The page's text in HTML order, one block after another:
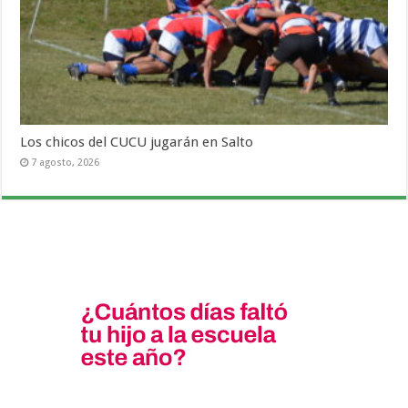
Los chicos del CUCU jugarán en Salto
7 agosto, 2026